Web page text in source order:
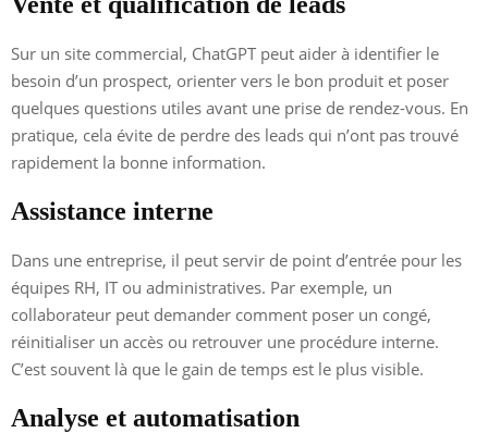
Sur un site commercial, ChatGPT peut aider à identifier le
besoin d’un prospect, orienter vers le bon produit et poser
quelques questions utiles avant une prise de rendez-vous. En
pratique, cela évite de perdre des leads qui n’ont pas trouvé
rapidement la bonne information.
Assistance interne
Dans une entreprise, il peut servir de point d’entrée pour les
équipes RH, IT ou administratives. Par exemple, un
collaborateur peut demander comment poser un congé,
réinitialiser un accès ou retrouver une procédure interne.
C’est souvent là que le gain de temps est le plus visible.
Analyse et automatisation